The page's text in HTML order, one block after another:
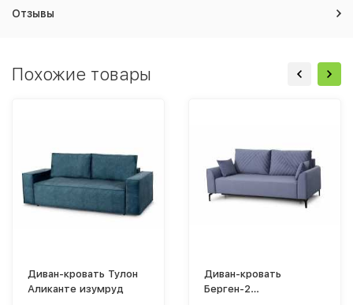
Отзывы
Похожие товары
Диван-кровать Тулон
Аликанте изумруд
Диван-кровать
Берген-2